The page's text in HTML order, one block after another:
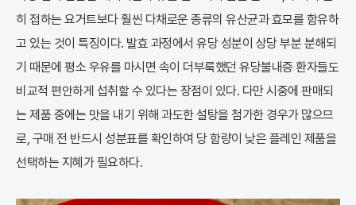
히 접하는 요거트보다 훨씬 다채로운 종류의 유산균과 효모를 함유하
고 있는 것이 특징이다. 발효 과정에서 유당 성분이 상당 부분 분해되
기 때문에 평소 우유를 마시면 속이 더부룩했던 유당불내증 환자들도
비교적 편안하게 섭취할 수 있다는 장점이 있다. 다만 시중에 판매되
는 제품 중에는 맛을 내기 위해 과도한 설탕을 첨가한 경우가 많으므
로, 구매 전 반드시 성분표를 확인하여 당 함량이 낮은 플레인 제품을
선택하는 지혜가 필요하다.